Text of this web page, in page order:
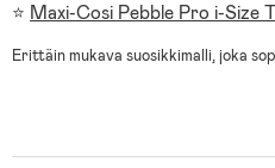
⭐ Maxi-Cosi Pebble Pro i-Size
Erittäin mukava suosikkimalli, joka